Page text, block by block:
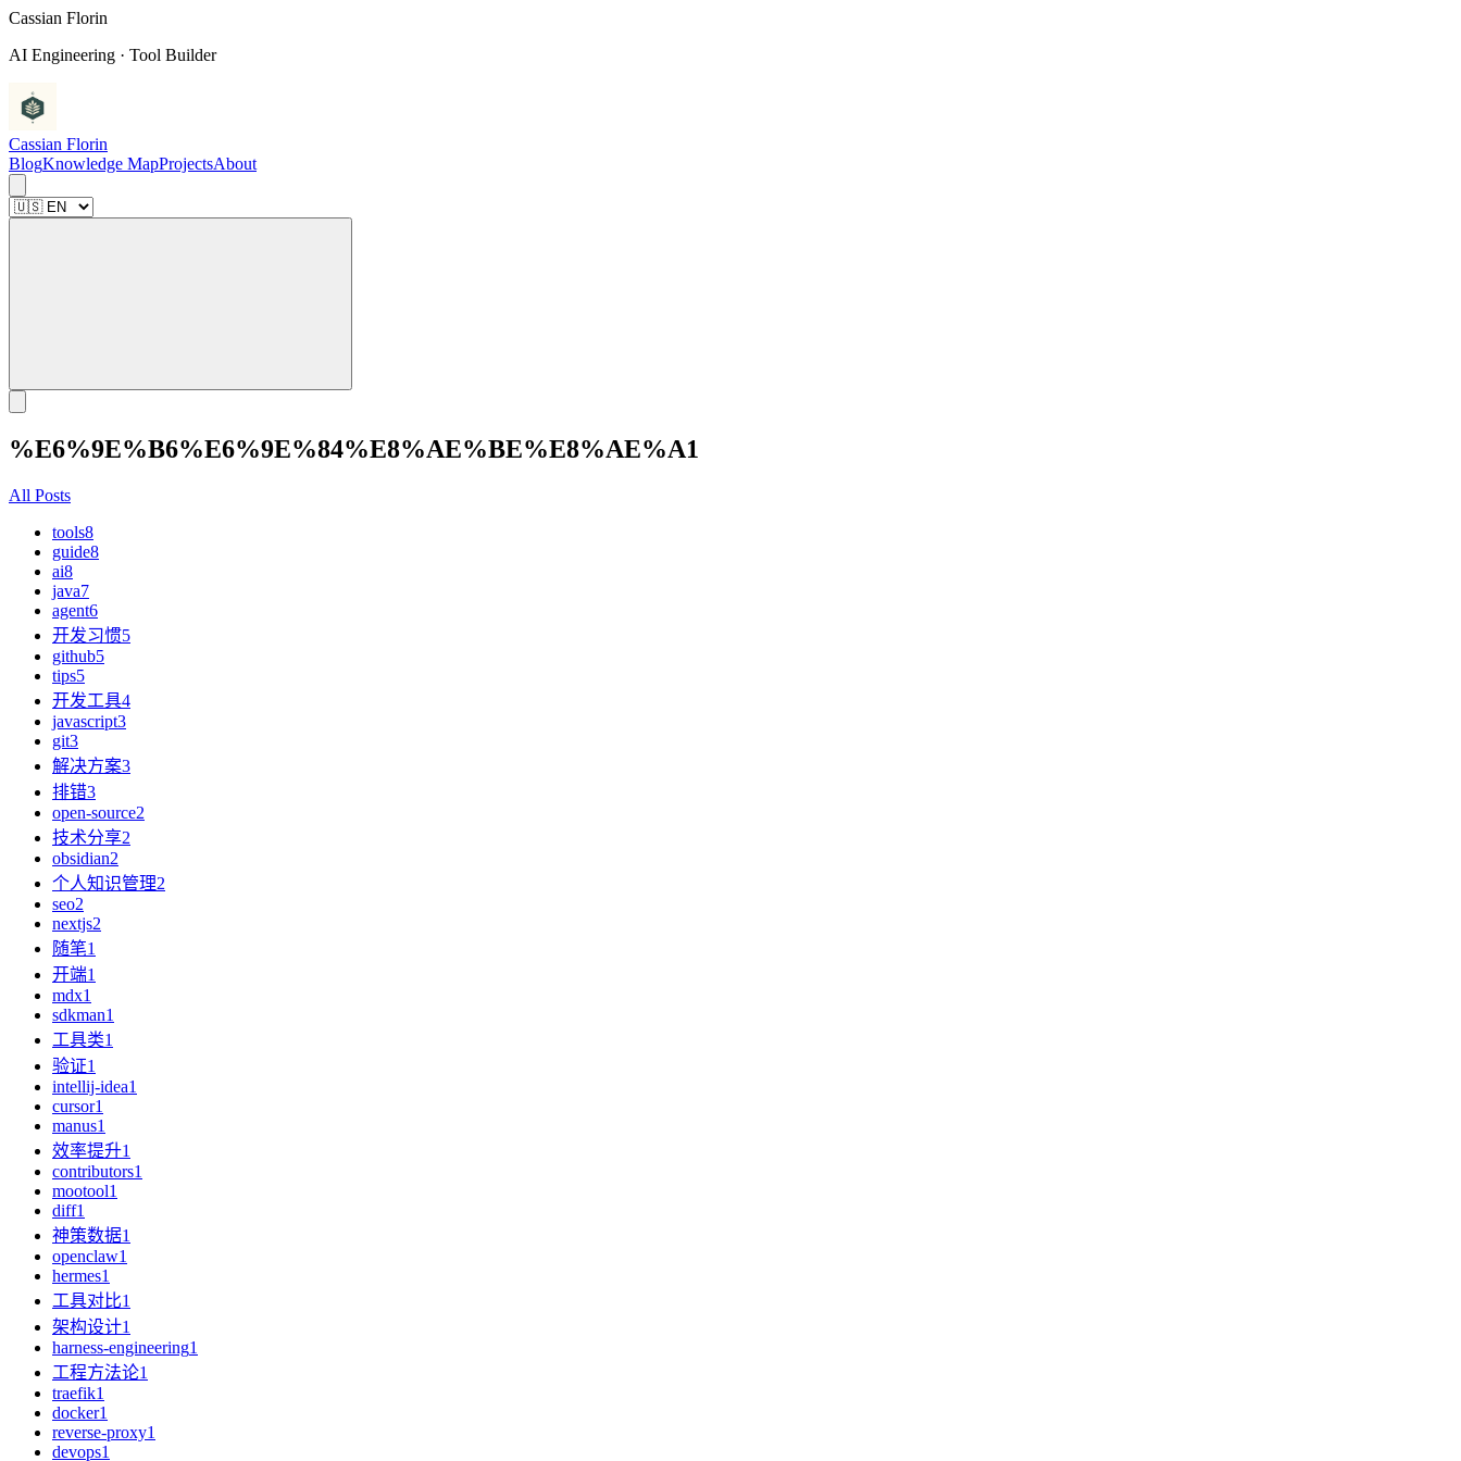
Cassian Florin
AI Engineering · Tool Builder
Cassian Florin
BlogKnowledge MapProjectsAbout
%E6%9E%B6%E6%9E%84%E8%AE%BE%E8%AE%A1
All Posts
tools8
guide8
ai8
java7
agent6
开发习惯5
github5
tips5
开发工具4
javascript3
git3
解决方案3
排错3
open-source2
技术分享2
obsidian2
个人知识管理2
seo2
nextjs2
随笔1
开端1
mdx1
sdkman1
工具类1
验证1
intellij-idea1
cursor1
manus1
效率提升1
contributors1
mootool1
diff1
神策数据1
openclaw1
hermes1
工具对比1
架构设计1
harness-engineering1
工程方法论1
traefik1
docker1
reverse-proxy1
devops1